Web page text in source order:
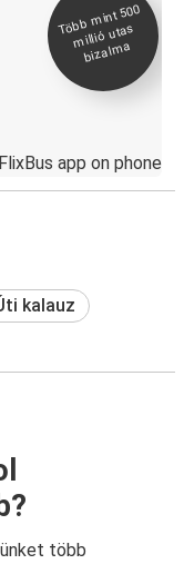
Több
mint 500
millió utas
bizal
ma
kalauz
több